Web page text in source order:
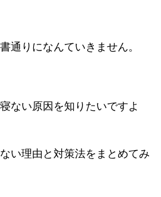
通りになんていきません。
ない原因を知りたいですよ
い理由と対策法をまとめてみ